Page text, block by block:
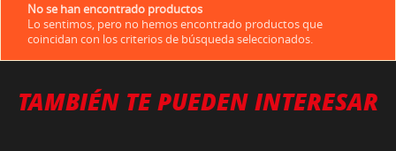
No se han encontrado productos
Lo sentimos, pero no hemos encontrado productos que
coincidan con los criterios de búsqueda seleccionados.
TAMBIÉN TE PUEDEN INTERESAR